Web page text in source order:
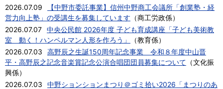
2026.07.09
【中野市委託事業】信州中野商工会議所「創業塾・経
営力向上塾」の受講生を募集しています （商工労政係）
2026.07.07 中央公民館 2026年度 子ども育成講座「子ども美術教
室 動く！ハンペルマン人形を作ろう」
（教育係）
2026.07.03
高野辰之生誕150周年記念事業 令和８年度中山晋
平・高野辰之記念音楽賞記念公演合唱団団員募集について （文化振
興係）
2026.07.03
中野ションションまつり＠ゴミ拾い2026「まつりのあ